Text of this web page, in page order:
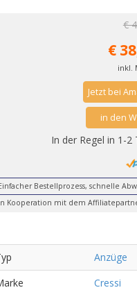
€
€
inkl.
Jetzt bei
in den
In der Regel in 1-
Bestellprozess, schnelle
Kooperation mit dem
Anzüge
Cressi